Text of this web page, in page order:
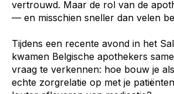
vertrouwd. Maar de rol van de
— en misschien sneller dan velen
Tijdens een recente avond in het
kwamen Belgische apothekers
vraag te verkennen: hoe bouw je
echte zorgrelatie op met je